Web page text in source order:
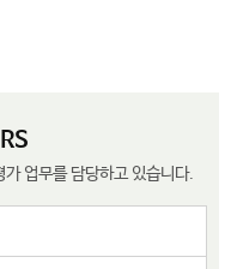
업무를 담당하고 있습니다.